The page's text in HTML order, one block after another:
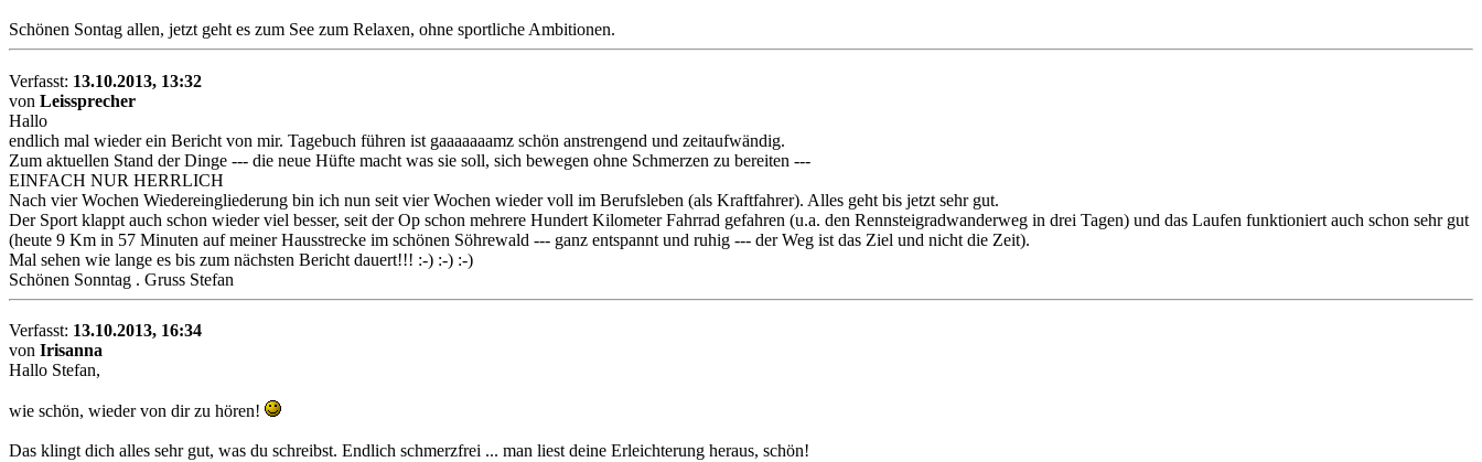
Schönen Sontag allen, jetzt geht es zum See zum Relaxen, ohne sportliche Ambitionen.
Verfasst: 13.10.2013, 13:32
von Leissprecher
Hallo
endlich mal wieder ein Bericht von mir. Tagebuch führen ist gaaaaaaamz schön anstrengend und zeitaufwändig.
Zum aktuellen Stand der Dinge --- die neue Hüfte macht was sie soll, sich bewegen ohne Schmerzen zu bereiten ---
EINFACH NUR HERRLICH
Nach vier Wochen Wiedereingliederung bin ich nun seit vier Wochen wieder voll im Berufsleben (als Kraftfahrer). Alles geht bis jetzt sehr gut.
Der Sport klappt auch schon wieder viel besser, seit der Op schon mehrere Hundert Kilometer Fahrrad gefahren (u.a. den Rennsteigradwanderweg in drei Tagen) und das Laufen funktioniert auch schon sehr gut
(heute 9 Km in 57 Minuten auf meiner Hausstrecke im schönen Söhrewald --- ganz entspannt und ruhig --- der Weg ist das Ziel und nicht die Zeit).
Mal sehen wie lange es bis zum nächsten Bericht dauert!!! :-) :-) :-)
Schönen Sonntag . Gruss Stefan
Verfasst: 13.10.2013, 16:34
von Irisanna
Hallo Stefan,
wie schön, wieder von dir zu hören!
Das klingt dich alles sehr gut, was du schreibst. Endlich schmerzfrei ... man liest deine Erleichterung heraus, schön!